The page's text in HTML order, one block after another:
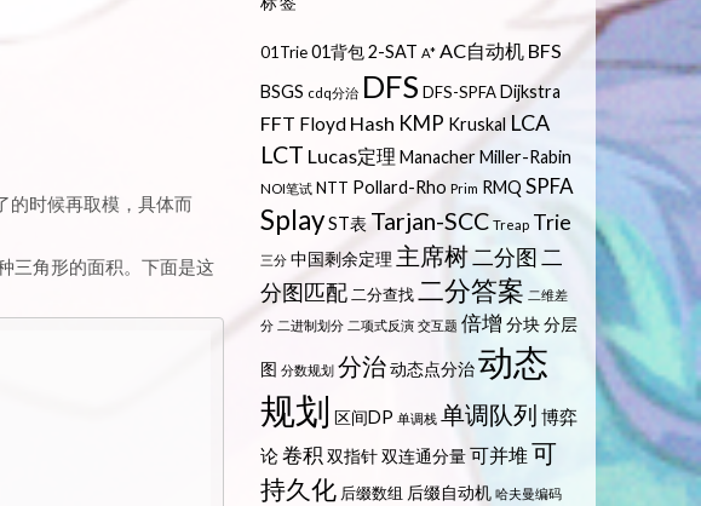
的时候再取模，具体而
三角形的面积。下面是这
01Trie 01背包 2-SAT A* AC自动机 BFS
BSGS cdq分治 DFS DFS-SPFA Dijkstra
FFT Floyd Hash KMP Kruskal LCA
LCT Lucas定理 Manacher Miller-Rabin
NOI笔试 NTT Pollard-Rho Prim RMQ SPFA
Splay ST表 Tarjan-SCC Treap Trie
三分 中国剩余定理 主席树二分图 二
分图匹配 二分查找 二分答案 二维差
分 二进制划分 二项式反演 交互题 倍增 分块 分层
图 分数规划 分治 动态点分治 动态
规划 区间DP 单调栈 单调队列 博弈
论卷积 双指针 双连通分量 可并堆可
持久化 后缀数组 后缀自动机 哈夫曼编码